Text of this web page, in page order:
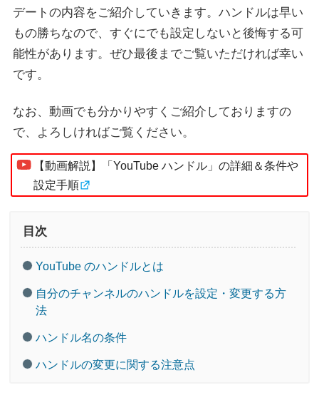
デートの内容をご紹介していきます。ハンドルは早い
もの勝ちなので、すぐにでも設定しないと後悔する可
能性があります。ぜひ最後までご覧いただければ幸い
です。
なお、動画でも分かりやすくご紹介しておりますの
で、よろしければご覧ください。
【動画解説】「YouTube ハンドル」の詳細＆条件や
設定手順
目次
YouTube のハンドルとは
自分のチャンネルのハンドルを設定・変更する方
法
ハンドル名の条件
ハンドルの変更に関する注意点